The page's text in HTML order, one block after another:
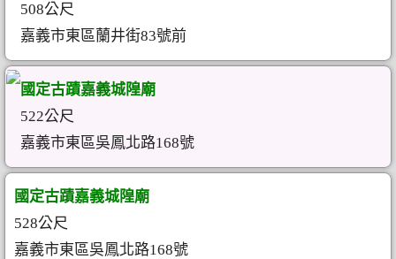
508公尺
嘉義市東區蘭井街83號前
國定古蹟嘉義城隍廟
522公尺
嘉義市東區吳鳳北路168號
國定古蹟嘉義城隍廟
528公尺
嘉義市東區吳鳳北路168號